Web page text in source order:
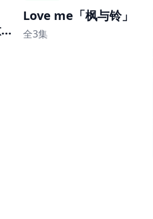
泡在我家的辣妹同意让我使用她的小穴
Love me「枫与铃」
全3集